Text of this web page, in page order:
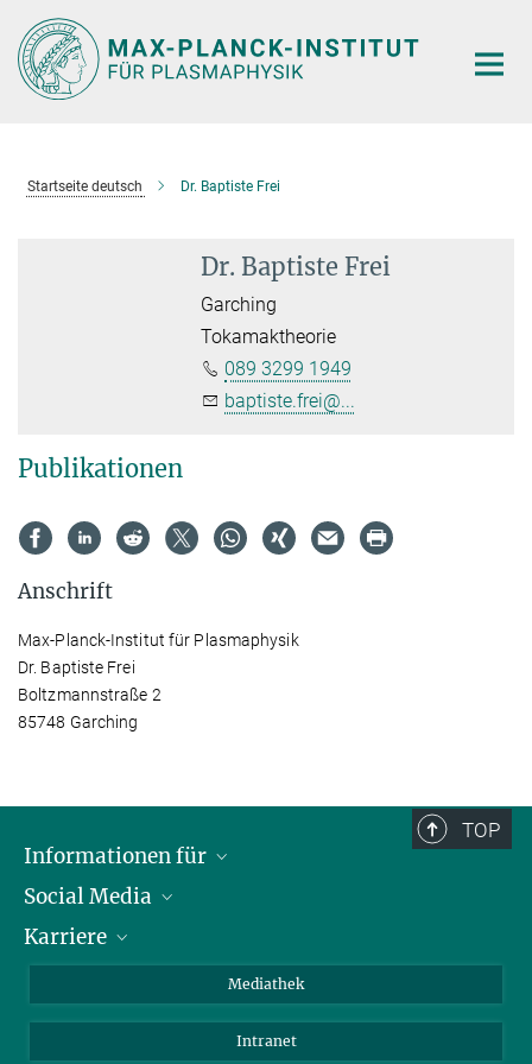
Hauptinhalt
Startseite deutsch Dr. Baptiste Frei
Dr. Baptiste Frei
Garching
Tokamaktheorie
089 3299 1949
baptiste.frei@...
Publikationen
Anschrift
Max-Planck-Institut für Plasmaphysik
Dr. Baptiste Frei
Boltzmannstraße 2
85748 Garching
TOP
Informationen für
Journalisten
Schule
Social Media
LinkedIn
Karriere
Mediathek
Intranet